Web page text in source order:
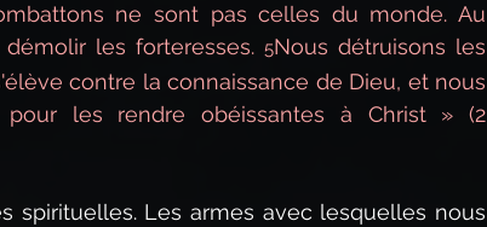
ne sont pas celles du monde. Au
les forteresses. 5Nous détruisons les
contre la connaissance de Dieu, et nous
les rendre obéissantes à Christ » (2
spirituelles. Les armes avec lesquelles nous